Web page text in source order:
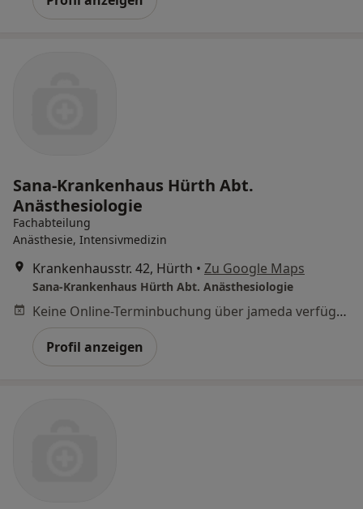
Sana-Krankenhaus Hürth Abt.
Anästhesiologie
Fachabteilung
Anästhesie, Intensivmedizin
Krankenhausstr. 42, Hürth • Zu Google Maps
Sana-Krankenhaus Hürth Abt. Anästhesiologie
Keine Online-Terminbuchung über jameda verfügbar
Profil anzeigen